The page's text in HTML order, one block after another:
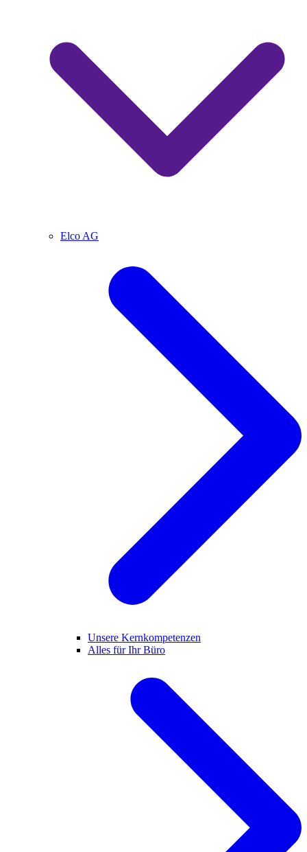
Elco AG
Unsere Kernkompetenzen
Alles für Ihr Büro